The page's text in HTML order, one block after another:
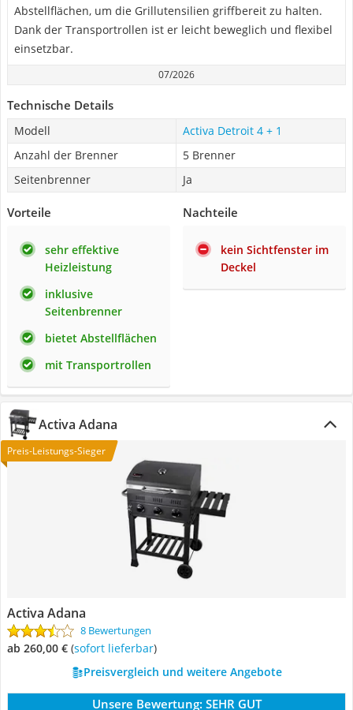
Abstellflächen, um die Grillutensilien griffbereit zu halten.
Dank der Transportrollen ist er leicht beweglich und flexibel
einsetzbar.
07/2026
Technische Details
Modell
Activa Detroit 4 + 1
Anzahl der Brenner
5 Brenner
Seitenbrenner
Ja
Vorteile
sehr effektive
Heizleistung
inklusive
Seitenbrenner
bietet Abstellflächen
mit Transportrollen
Nachteile
kein Sichtfenster im
Deckel
Activa Adana
Preis-Leistungs-Sieger
Activa Adana
8 Bewertungen
ab 260,00 € ( Sofort lieferbar)
Preisvergleich und weitere Angebote
Unsere Bewertung: SEHR GUT